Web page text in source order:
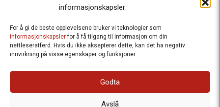
informasjonskapsler
For å gi de beste opplevelsene bruker vi teknologier som
informasjonskapslerfor å få tilgang til informasjon om din
nettleseratferd. Hvis du ikke aksepterer dette, kan det ha negativ
innvirkning på visse egenskaper og funksjoner.
Godta
Avslå
Besteforeldrenes klimaaksjon
Ansvarlig redaktør
: Halfdan Wiik |
: Postboks 1231 Vika, 0110 Oslo.